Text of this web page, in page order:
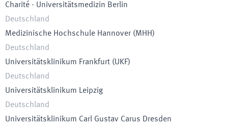
Charité - Universitätsmedizin Berlin
Deutschland
Medizinische Hochschule Hannover(MHH)
Deutschland
Universitätsklinikum Frankfurt (UKF)
Deutschland
Universitätsklinikum Leipzig
Deutschland
Universitätsklinikum Carl Gustav Carus Dresden